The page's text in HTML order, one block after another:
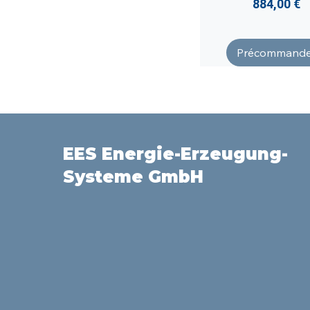
Prix
884,00 €
EES Energie-Erzeugung-
Systeme GmbH